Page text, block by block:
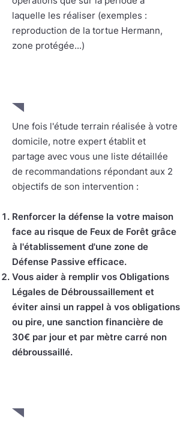
laquelle les réaliser (exemples :
reproduction de la tortue Hermann,
zone protégée...)
Une fois l'étude terrain réalisée à votre
domicile, notre expert établit et
partage avec vous une liste détaillée
de recommandations répondant aux 2
objectifs de son intervention :
Renforcer la défense la votre maison
face au risque de Feux de Forêt grâce
à l'établissement d'une zone de
Défense Passive efficace.
Vous aider à remplir vos Obligations
Légales de Débroussaillement et
éviter ainsi un rappel à vos obligations
ou pire, une sanction financière de
30€ par jour et par mètre carré non
débroussaillé.